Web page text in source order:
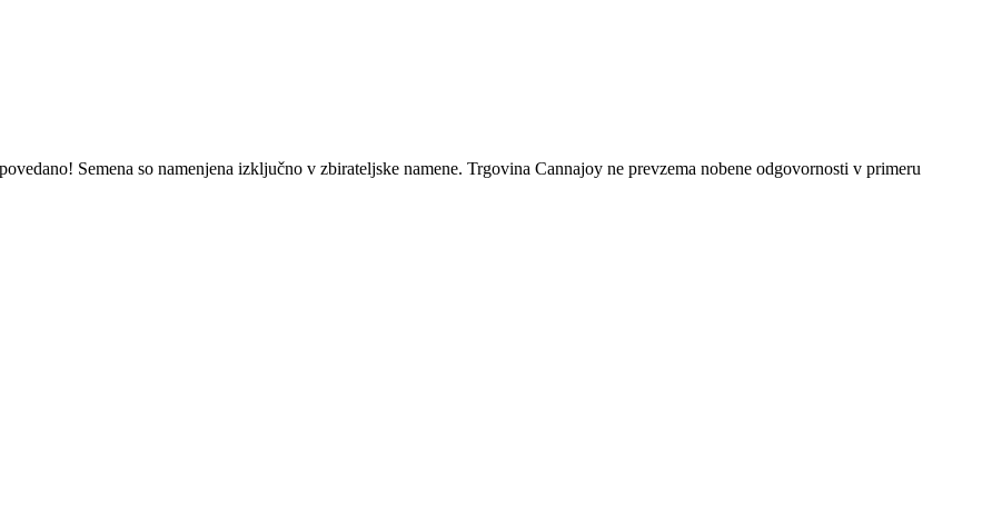
Semena so namenjena izključno v zbirateljske namene. Trgovina Cannajoy ne prevzema nobene odgovornosti v primeru